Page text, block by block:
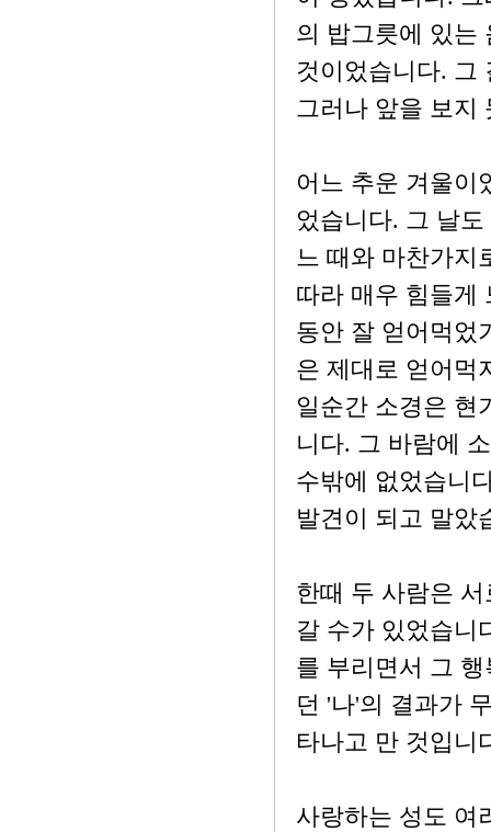
의 밥그릇에 있는
것이었습니다. 그
그러나 앞을 보지
어느 추운 겨울이
었습니다. 그 날
느 때와 마찬가지
따라 매우 힘들게
동안 잘 얻어먹었
은 제대로 얻어먹
일순간 소경은 현
니다. 그 바람에
수밖에 없었습니
발견이 되고 말았
한때 두 사람은
갈 수가 있었습니
를 부리면서 그
던 '나'의 결과가
타나고 만 것입니
사랑하는 성도 여